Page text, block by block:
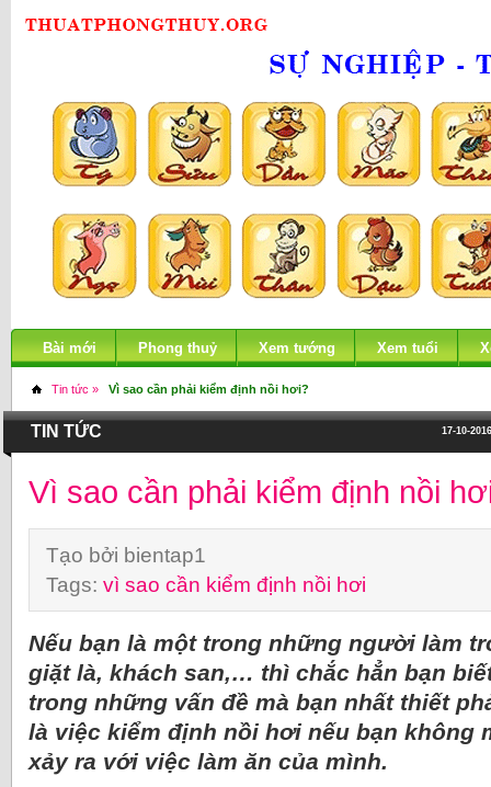
Bài mới Phong thuỷ Xem tướng Xem tuổi
Tin tức » Vì sao cần phải kiểm định nồi hơi?
17-10-
TIN TỨC
Vì sao cần phải kiểm định nồi
Tạo bởi bientap1
Tags: vì sao cần kiểm định nồi hơi
Nếu bạn là một trong những người làm
giặt là, khách san,… thì chắc hẳn bạn
trong những vấn đề mà bạn nhất thiết
là việc kiểm định nồi hơi nếu bạn không
xảy ra với việc làm ăn của mình.